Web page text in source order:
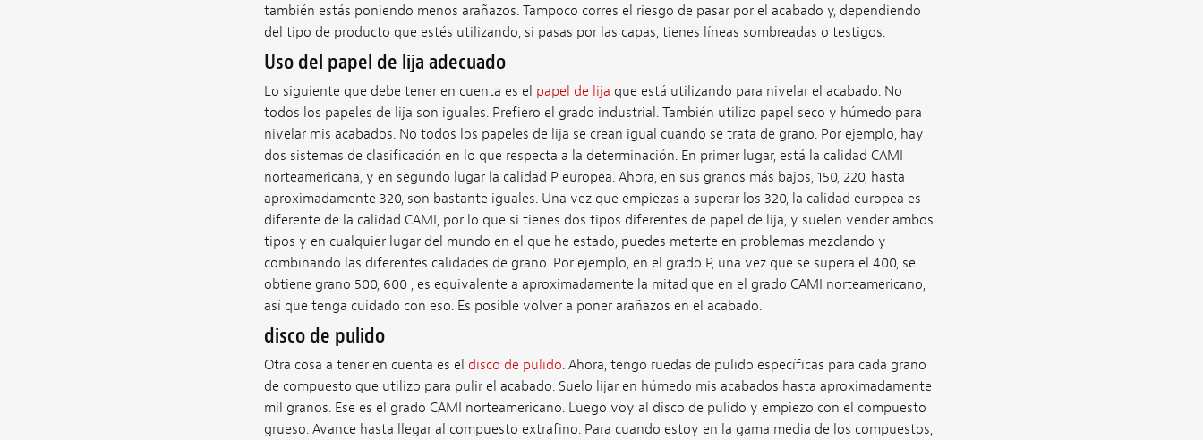
también estás poniendo menos arañazos. Tampoco corres el riesgo de pasar por el acabado y, dependiendo
del tipo de producto que estés utilizando, si pasas por las capas, tienes líneas sombreadas o testigos.
Uso del papel de lija adecuado
Lo siguiente que debe tener en cuenta es el papel de lija que está utilizando para nivelar el acabado. No
todos los papeles de lija son iguales. Prefiero el grado industrial. También utilizo papel seco y húmedo para
nivelar mis acabados. No todos los papeles de lija se crean igual cuando se trata de grano. Por ejemplo, hay
dos sistemas de clasificación en lo que respecta a la determinación. En primer lugar, está la calidad CAMI
norteamericana, y en segundo lugar la calidad P europea. Ahora, en sus granos más bajos, 150, 220, hasta
aproximadamente 320, son bastante iguales. Una vez que empiezas a superar los 320, la calidad europea es
diferente de la calidad CAMI, por lo que si tienes dos tipos diferentes de papel de lija, y suelen vender ambos
tipos y en cualquier lugar del mundo en el que he estado, puedes meterte en problemas mezclando y
combinando las diferentes calidades de grano. Por ejemplo, en el grado P, una vez que se supera el 400, se
obtiene grano 500, 600 , es equivalente a aproximadamente la mitad que en el grado CAMI norteamericano,
así que tenga cuidado con eso. Es posible volver a poner arañazos en el acabado.
disco de pulido
Otra cosa a tener en cuenta es el disco de pulido. Ahora, tengo ruedas de pulido específicas para cada grano
de compuesto que utilizo para pulir el acabado. Suelo lijar en húmedo mis acabados hasta aproximadamente
mil granos. Ese es el grado CAMI norteamericano. Luego voy al disco de pulido y empiezo con el compuesto
grueso. Avance hasta llegar al compuesto extrafino. Para cuando estoy en la gama media de los compuestos,